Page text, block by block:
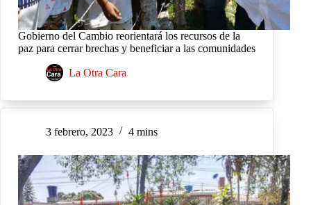
Gobierno del Cambio reorientará los recursos de la
paz para cerrar brechas y beneficiar a las comunidades
La Otra Cara
3 febrero, 2023 4 mins